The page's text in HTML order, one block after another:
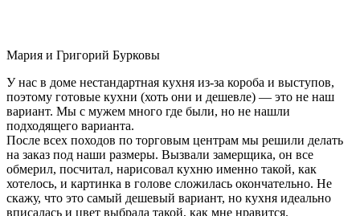
Мария и Григорий Бурковы
У нас в доме нестандартная кухня из-за короба и выступов,
поэтому готовые кухни (хоть они и дешевле) — это не наш
вариант. Мы с мужем много где были, но не нашли
подходящего варианта.
После всех походов по торговым центрам мы решили делать
на заказ под наши размеры. Вызвали замерщика, он все
обмерил, посчитал, нарисовал кухню именно такой, как
хотелось, и картинка в голове сложилась окончательно. Не
скажу, что это самый дешевый вариант, но кухня идеально
вписалась и цвет выбрала такой, как мне нравится.